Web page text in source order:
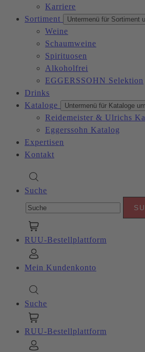
Karriere
Sortiment
Untermenü für Sortiment
Weine
Schaumweine
Spirituosen
Alkoholfrei
EGGERSSOHN Selektion
Drinks
Kataloge
Untermenü für Kataloge
Reidemeister & Ulrichs
Eggerssohn Katalog
Expertisen
Kontakt
Suche
RUU-Bestellplattform
Mein Kundenkonto
Suche
RUU-Bestellplattform